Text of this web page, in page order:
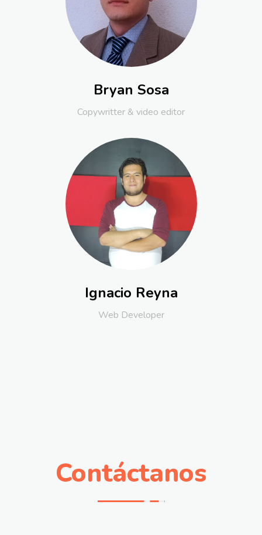
Bryan Sosa
Copywritter & video editor
Ignacio Reyna
Web Developer
Contáctanos